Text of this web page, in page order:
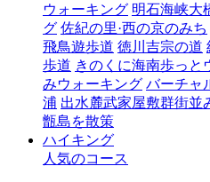
ウォーキング 明石海峡大
グ 佐紀の里·西の京のみち
飛鳥遊歩道 徳川吉宗の道
歩道 きのくに海南歩っと
みウォーキング バーチャ
浦 出水麓武家屋敷群街並
甑島を散策
ハイキング
人気のコース